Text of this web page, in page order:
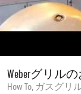
Weberグリル
How To, ガスグリ